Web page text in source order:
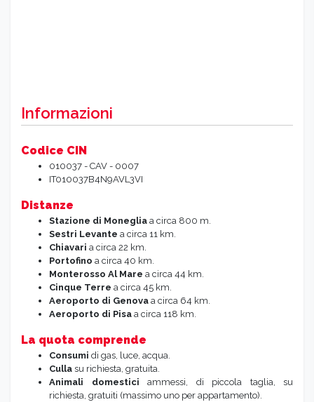
Informazioni
Codice CIN
010037 - CAV - 0007
IT010037B4N9AVL3VI
Distanze
Stazione di Moneglia a circa 800 m.
Sestri Levante a circa 11 km.
Chiavari a circa 22 km.
Portofino a circa 40 km.
Monterosso Al Mare a circa 44 km.
Cinque Terre a circa 45 km.
Aeroporto di Genova a circa 64 km.
Aeroporto di Pisa a circa 118 km.
La quota comprende
Consumi di gas, luce, acqua.
Culla su richiesta, gratuita.
Animali domestici ammessi, di piccola taglia, su
richiesta, gratuiti (massimo uno per appartamento).